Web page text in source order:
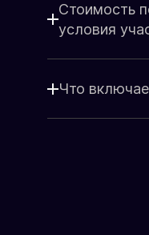
Стоимость
условия
Что